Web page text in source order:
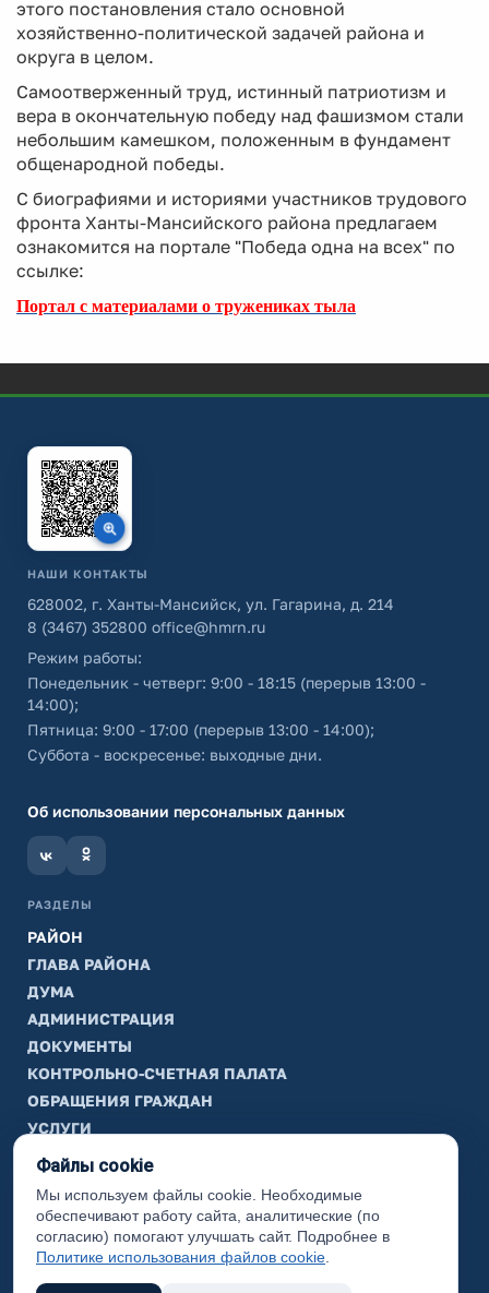
этого постановления стало основной
хозяйственно-политической задачей района и
округа в целом.
Самоотверженный труд, истинный патриотизм и
вера в окончательную победу над фашизмом стали
небольшим камешком, положенным в фундамент
общенародной победы.
С биографиями и историями участников трудового
фронта Ханты-Мансийского района предлагаем
ознакомится на портале "Победа одна на всех" по
ссылке:
Портал с материалами о тружениках тыла
НАШИ КОНТАКТЫ
628002, г. Ханты-Мансийск, ул. Гагарина, д. 214
8 (3467) 352800 office@hmrn.ru
Режим работы:
Понедельник - четверг: 9:00 - 18:15 (перерыв 13:00 -
14:00);
Пятница: 9:00 - 17:00 (перерыв 13:00 - 14:00);
Суббота - воскресенье: выходные дни.
Об использовании персональных данных
РАЗДЕЛЫ
РАЙОН
ГЛАВА РАЙОНА
ДУМА
АДМИНИСТРАЦИЯ
ДОКУМЕНТЫ
КОНТРОЛЬНО-СЧЕТНАЯ ПАЛАТА
ОБРАЩЕНИЯ ГРАЖДАН
УСЛУГИ
ТИК
ИНФОРМАЦИЯ
Законодательная карта
Карта сайта
Файлы cookie
Мы используем файлы cookie. Необходимые
обеспечивают работу сайта, аналитические (по
согласию) помогают улучшать сайт. Подробнее в
Политике использования файлов cookie